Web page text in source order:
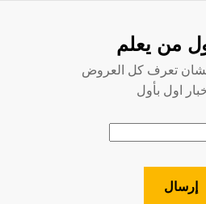
من يعلم
عشان تعرف كل العروض
اول بأول